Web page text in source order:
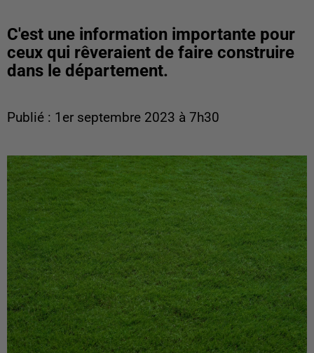
C'est une information importante pour
ceux qui rêveraient de faire construire
dans le département.
Publié : 1er septembre 2023 à 7h30